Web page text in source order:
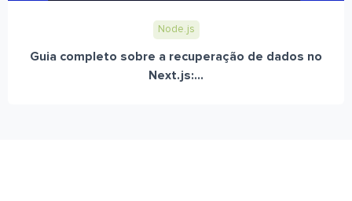
Node.js
Guia completo sobre a recuperação de dados no
Next.js:...